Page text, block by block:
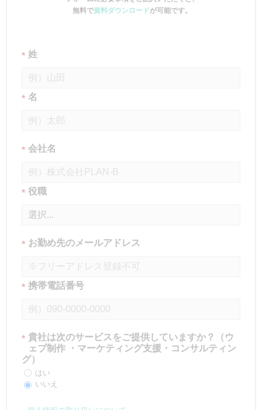
無料で資料ダウンロードが可能です。
* 姓
* 名
* 会社名
* 役職
* お勤め先のメールアドレス
* 携帯電話番号
* 貴社は次のサービスをご提供していますか？（ウ
ェブ制作 ・マーケティング支援・コンサルティン
グ）
はい
いいえ